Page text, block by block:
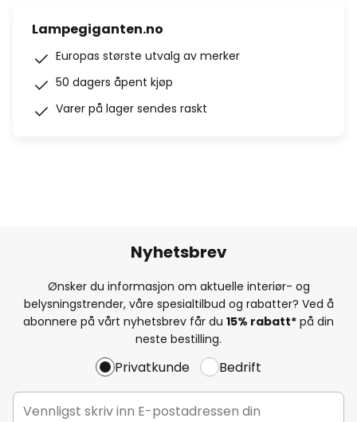
Lampegiganten.no
Europas største utvalg av merker
50 dagers åpent kjøp
Varer på lager sendes raskt
Nyhetsbrev
Ønsker du informasjon om aktuelle interiør- og
belysningstrender, våre spesialtilbud og rabatter? Ved å
abonnere på vårt nyhetsbrev får du 15% rabatt* på din
neste bestilling.
Privatkunde Bedrift